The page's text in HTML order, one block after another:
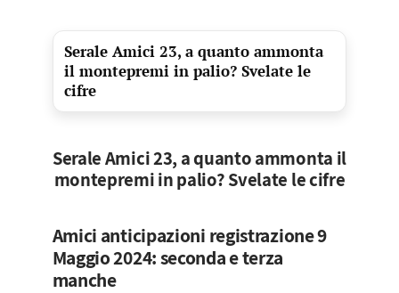
Serale Amici 23, a quanto ammonta
il montepremi in palio? Svelate le
cifre
Serale Amici 23, a quanto ammonta il
montepremi in palio? Svelate le cifre
Amici anticipazioni registrazione 9
Maggio 2024: seconda e terza
manche